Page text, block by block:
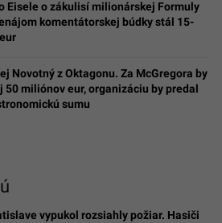
Eisele o zákulisí milionárskej Formuly
komentátorskej búdky stál 15-
Novotný z Oktagonu. Za McGregora by
50 miliónov eur, organizáciu by predal
sumu
vypukol rozsiahly požiar. Hasiči